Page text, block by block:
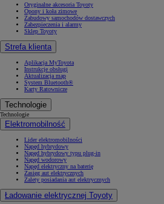
Oryginalne akcesoria Toyoty
Opony i koła zimowe
Zabudowy samochodów dostawczych
Zabezpieczenia i alarmy
Sklep Toyoty
Strefa klienta
Aplikacja MyToyota
Instrukcje obsługi
Aktualizacja map
System Bluetooth®
Karty Ratownicze
Technologie
Technologie
Elektromobilność
Lider elektromobilności
Napęd hybrydowy
Napęd hybrydowy typu plug-in
Napęd wodorowy
Napęd elektryczny na baterię
Zasięg aut elektrycznych
Zalety posiadania aut elektrycznych
Ładowanie elektrycznej Toyoty